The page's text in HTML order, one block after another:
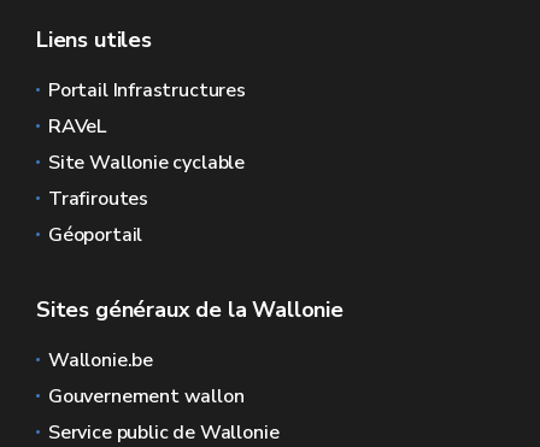
Liens utiles
Portail Infrastructures
RAVeL
Site Wallonie cyclable
Trafiroutes
Géoportail
Sites généraux de la Wallonie
Wallonie.be
Gouvernement wallon
Service public de Wallonie